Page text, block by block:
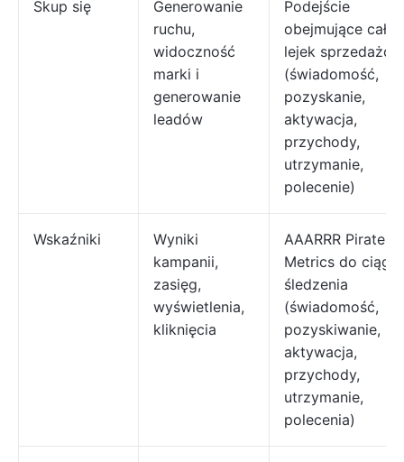
Skup się
Generowanie
ruchu,
widoczność
marki i
generowanie
leadów
Podejście
obejmujące cały
lejek
(świadomość,
pozyskanie,
aktywacja,
przychody,
utrzymanie,
polecenie)
Wskaźniki
Wyniki
kampanii,
zasięg,
wyświetlenia,
kliknięcia
AAARRR Pirate
Metrics do
śledzenia
(świadomość,
pozyskiwanie,
aktywacja,
przychody,
utrzymanie,
polecenia)